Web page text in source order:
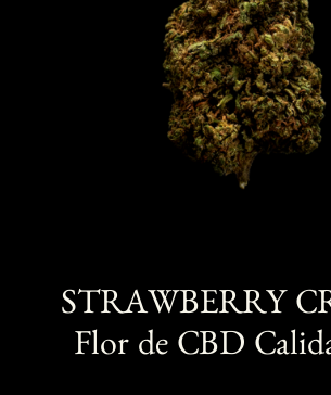
STRAWBERRY
Flor de CBD